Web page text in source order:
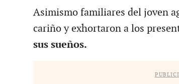
Asimismo familiares del joven
cariño y exhortaron a los
sus sueños.